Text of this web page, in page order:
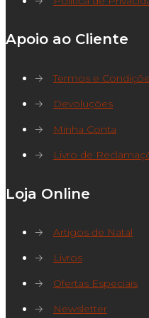
Apoio ao Cliente
→
Termos e
→
Devoluções
→
Minha Conta
→
Livro de
Loja Online
→
Artigos de Natal
→
Livros
→
Ofertas Especiais
→
Newsletter